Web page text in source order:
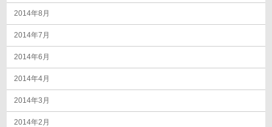
2014年8月
2014年7月
2014年6月
2014年4月
2014年3月
2014年2月